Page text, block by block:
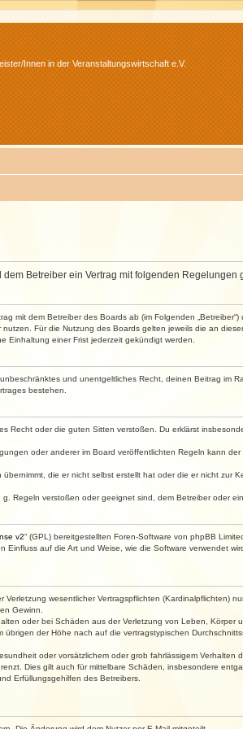
Innen in der Veranstaltungswirtschaft e.V.
dem Betreiber ein Vertrag mit folgenden Regelungen
mit dem Betreiber des Boards ab (im Folgenden
Für die Nutzung des Boards gelten jeweils die an
Einhaltung einer Frist jederzeit gekündigt werden.
und unentgeltliches Recht, deinen Beitrag im
bestehen.
Recht oder die guten Sitten verstoßen. Du erklärst
oder anderer im Board veröffentlichten Regeln kann
die er nicht selbst erstellt hat oder die er nicht zur
Regeln verstoßen oder geeignet sind, dem Betreiber oder
v2“ (GPL) bereitgestellten Foren-Software von phpBB
auf die Art und Weise, wie die Software verwendet
wesentlicher Vertragspflichten (Kardinalpflichten)
Gewinn.
oder bei Schäden aus der Verletzung von Leben, Körper
der Höhe nach auf die vertragstypischen
oder vorsätzlichem oder grob fahrlässigem Verhalten
Dies gilt auch für mittelbare Schäden, insbesondere
Erfüllungsgehilfen des Betreibers.